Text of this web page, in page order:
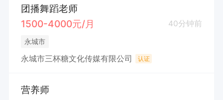
团播舞蹈老师
1500-4000元/月
40分钟前
永城市
永城市三杯糖文化传媒有限公司 认证
营养师